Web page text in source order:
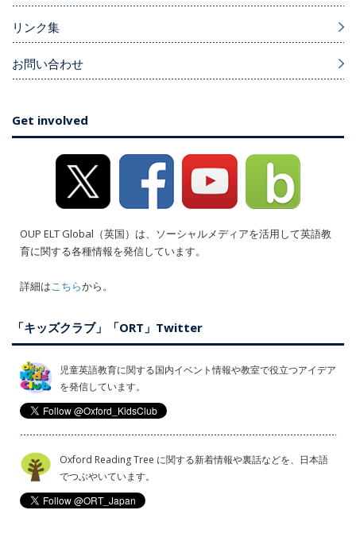
リンク集
お問い合わせ
Get involved
OUP ELT Global（英国）は、ソーシャルメディアを活用して英語教
育に関する各種情報を発信しています。
詳細はこちらから。
「キッズクラブ」「ORT」Twitter
児童英語教育に関する国内イベント情報や教室で役立つアイデア
を発信しています。
Oxford Reading Tree に関する新着情報や裏話などを、日本語
でつぶやいています。